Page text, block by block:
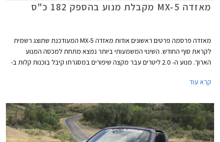
מאזדה MX-5 מקבלת מנוע בהספק 182 כ"ס
מאזדה פרסמה פרטים ראשונים אודות מאזדה MX-5 המעודכנת שתוצג רשמית
לקראת סוף החודש. השינוי המשמעותי ביותר נמצא מתחת למכסה המנוע
הארוך. מנוע ה- 2.0 ליטרים עבר מקצה שיפורים במסגרתו קיבל בוכנות קלות ב-
ומערכת פליטה עבה יותר.
קרא עוד